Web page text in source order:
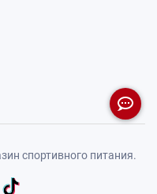
спортивного питания.